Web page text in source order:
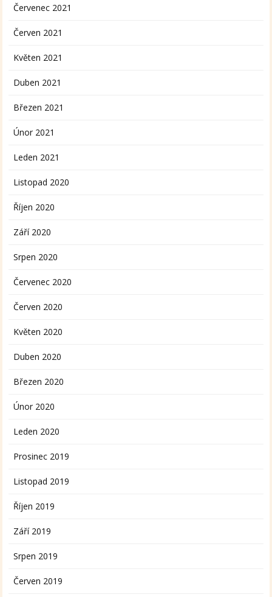
Červenec 2021
Červen 2021
Květen 2021
Duben 2021
Březen 2021
Únor 2021
Leden 2021
Listopad 2020
Říjen 2020
Září 2020
Srpen 2020
Červenec 2020
Červen 2020
Květen 2020
Duben 2020
Březen 2020
Únor 2020
Leden 2020
Prosinec 2019
Listopad 2019
Říjen 2019
Září 2019
Srpen 2019
Červen 2019